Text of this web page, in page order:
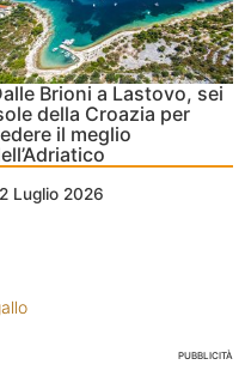
Brioni a Lastovo, sei
della Croazia per
il meglio
Luglio 2026
PUBBLICITÀ